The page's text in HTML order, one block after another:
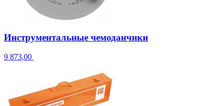
Инструментальные чемоданчики
9 873,00